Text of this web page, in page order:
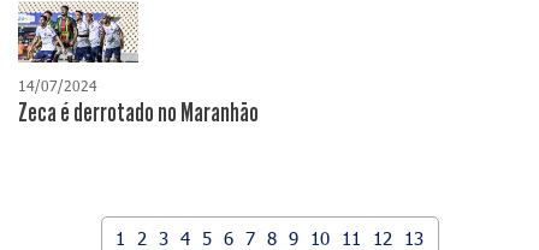
14/07/2024
Zeca é derrotado no Maranhão
1 2 3 4 5 6 7 8 9 10 11 12
13